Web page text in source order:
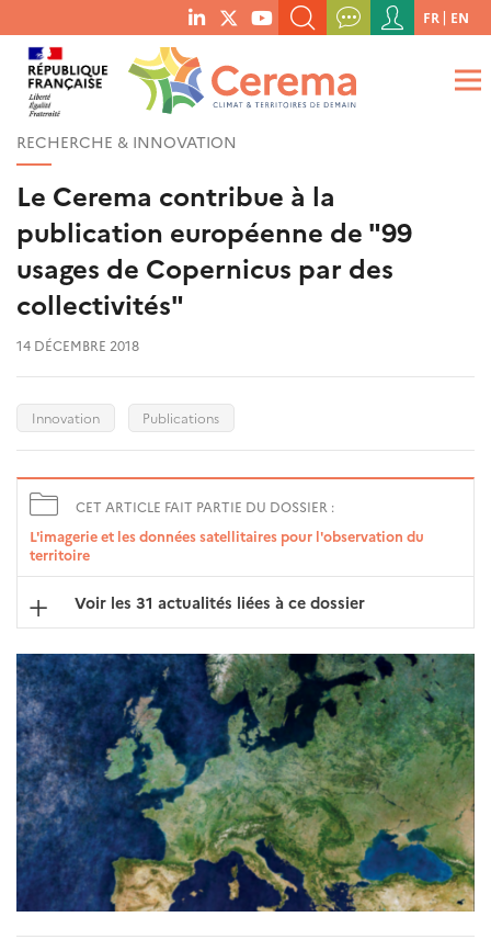
menu
social
links
RECHERCHER UN MOT-CLÉ, UNE PUBLICATION, ETC.
QUE RECHERCHEZ-VOUS ?
Menu
du
compte
de
FR EN
RECHERCHE & INNOVATION
Le Cerema contribue à la
publication européenne de "99
usages de Copernicus par des
collectivités"
14 DÉCEMBRE 2018
Innovation Publications
CET ARTICLE FAIT PARTIE DU DOSSIER :
L'imagerie et les données satellitaires pour l'observation du
territoire
Voir les 31 actualités liées à ce dossier